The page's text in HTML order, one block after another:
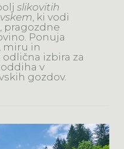
slikovitih
, ki vodi
pragozdne
Ponuja
miru in
izbira za
v
gozdov.